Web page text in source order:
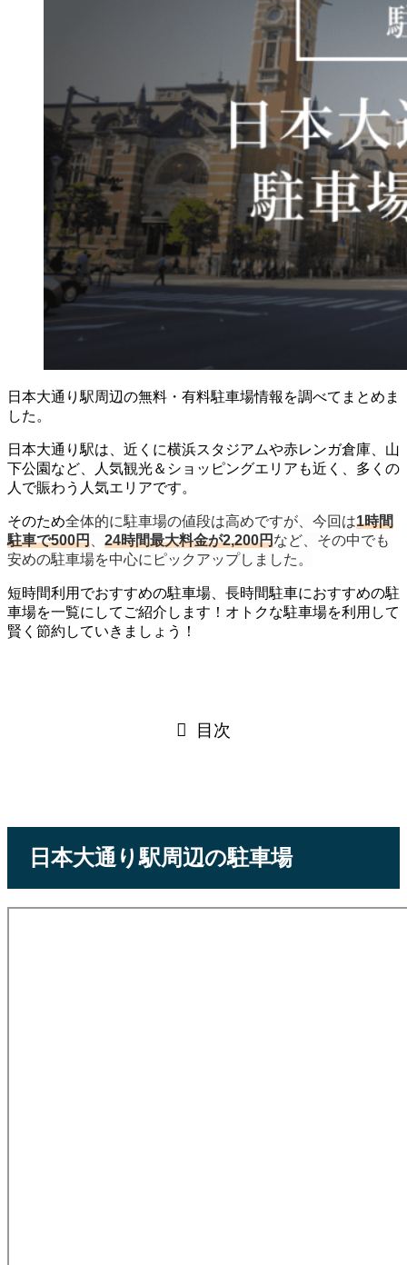
日本大通り駅周辺の無料・有料駐車場情報を調べてまとめま
した。
日本大通り駅は、近くに横浜スタジアムや赤レンガ倉庫、山
下公園など、人気観光＆ショッピングエリアも近く、多くの
人で賑わう人気エリアです。
そのため全体的に駐車場の値段は高めですが、今回は1時間
駐車で500円
24時間最大料金が2,200円など、その中でも
安めの駐車場を中心にピックアップしました。
短時間利用でおすすめの駐車場、長時間駐車におすすめの駐
車場を一覧にしてご紹介します！オトクな駐車場を利用して
賢く節約していきましょう！
目次
日本大通り駅周辺の駐車場